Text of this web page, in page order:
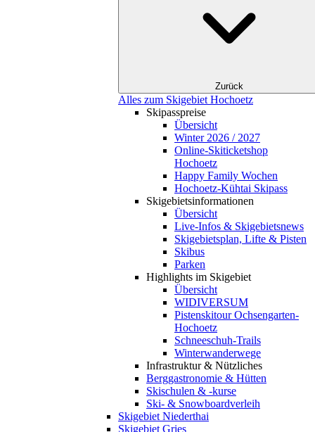
Zurück
Alles zum Skigebiet Hochoetz
Skipasspreise
Übersicht
Winter 2026 / 2027
Online-Skiticketshop
Hochoetz
Happy Family Wochen
Hochoetz-Kühtai Skipass
Skigebietsinformationen
Übersicht
Live-Infos & Skigebietsnews
Skigebietsplan, Lifte & Pisten
Skibus
Parken
Highlights im Skigebiet
Übersicht
WIDIVERSUM
Pistenskitour Ochsengarten-
Hochoetz
Schneeschuh-Trails
Winterwanderwege
Infrastruktur & Nützliches
Berggastronomie & Hütten
Skischulen & -kurse
Ski- & Snowboardverleih
Skigebiet Niederthai
Skigebiet Gries